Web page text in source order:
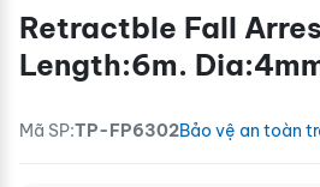
Retractble Fall
Length:6m.
Mã SP:TP-FP6302Bảo vệ an toàn